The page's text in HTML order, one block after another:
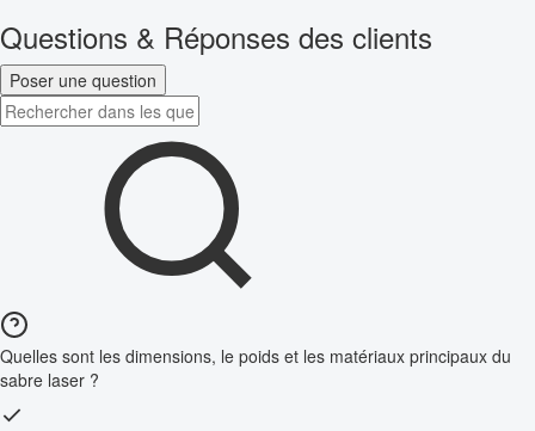
Questions & Réponses des clients
Poser une question
Quelles sont les dimensions, le poids et les matériaux principaux du
sabre laser ?